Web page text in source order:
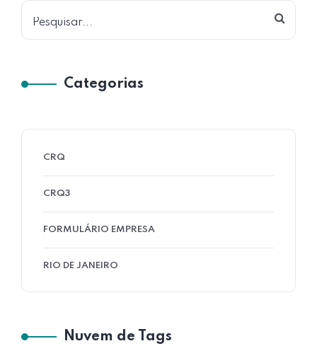
Pesquisar
Categorias
CRQ
CRQ3
FORMULÁRIO EMPRESA
RIO DE JANEIRO
Nuvem de Tags